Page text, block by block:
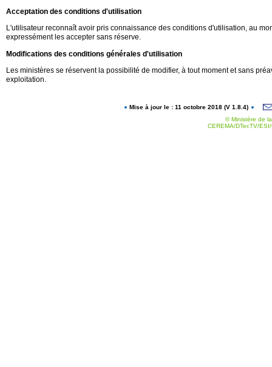
Acceptation des conditions d'utilisation
L'utilisateur reconnaît avoir pris connaissance des conditions d'utilisation, au
expressément les accepter sans réserve.
Modifications des conditions générales d'utilisation
Les ministères se réservent la possibilité de modifier, à tout moment et sans
exploitation.
Mise à jour le : 11 octobre 2018 (V 1.8.4)
© Ministère de
CEREMA/DTecTV/